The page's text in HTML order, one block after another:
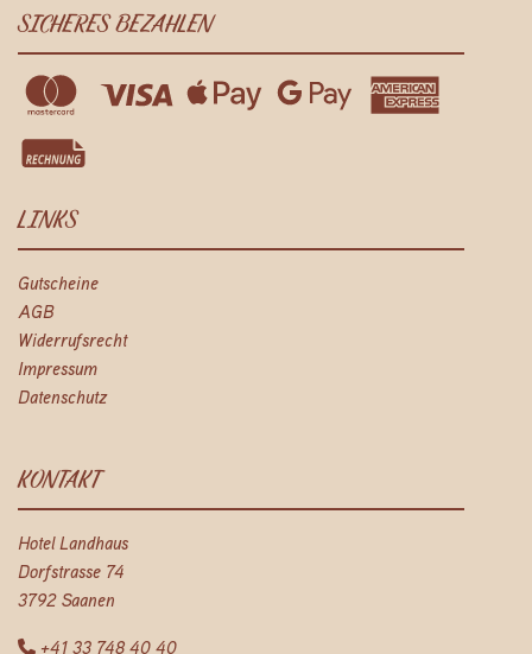
SICHERES BEZAHLEN
LINKS
Gutscheine
AGB
Widerrufsrecht
Impressum
Datenschutz
KONTAKT
Hotel Landhaus
Dorfstrasse 74
3792 Saanen
+41 33 748 40 40